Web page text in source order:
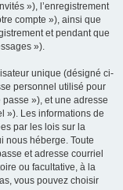
»), l’enregistrement
compte »), ainsi que
et pendant que
»).
unique (désigné ci-
personnel utilisé pour
»), et une adresse
»). Les informations de
par les lois sur la
nous héberge. Toute
et adresse courriel
ou facultative, à la
vous pouvez choisir